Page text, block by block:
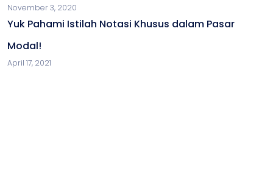
November 3, 2020
Yuk Pahami Istilah Notasi Khusus dalam Pasar
Modal!
April 17, 2021